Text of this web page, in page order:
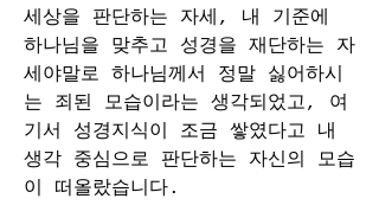
세상을 판단하는 자세, 내 기준에
하나님을 맞추고 성경을 재단하는 자
세야말로 하나님께서 정말 싫어하시
는 죄된 모습이라는 생각되었고, 여
기서 성경지식이 조금 쌓였다고 내
생각 중심으로 판단하는 자신의 모습
이 떠올랐습니다.